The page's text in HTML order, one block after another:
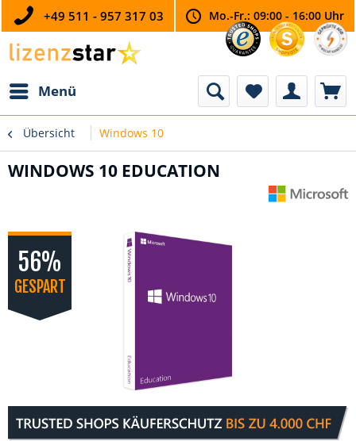
+49 511 - 957 317 03 Mo.-Fr.: 09:00 - 16:00 Uhr
Menü
Übersicht Windows 10
WINDOWS 10 EDUCATION
56%
GESPART